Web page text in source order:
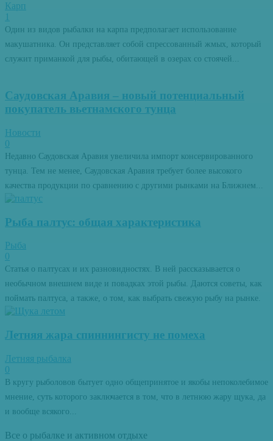
Карп
1
Один из видов рыбалки на карпа предполагает использование
макушатника. Он представляет собой спрессованный жмых, который
служит приманкой для рыбы, обитающей в озерах со стоячей...
Саудовская Аравия – новый потенциальный
покупатель вьетнамского тунца
Новости
0
Недавно Саудовская Аравия увеличила импорт консервированного
тунца. Тем не менее, Саудовская Аравия требует более высокого
качества продукции по сравнению с другими рынками на Ближнем...
Рыба палтус: общая характеристика
Рыба
0
Статья о палтусах и их разновидностях. В ней рассказывается о
необычном внешнем виде и повадках этой рыбы. Даются советы, как
поймать палтуса, а также, о том, как выбрать свежую рыбу на рынке.
Летняя жара спиннингисту не помеха
Летняя рыбалка
0
В кругу рыболовов бытует одно общепринятое и якобы непоколебимое
мнение, суть которого заключается в том, что в летнюю жару щука, да
и вообще всякого...
Все о рыбалке и активном отдыхе